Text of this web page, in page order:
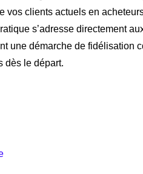
vos clients actuels en
s’adresse directement
une démarche de fidélisation
dès le départ.